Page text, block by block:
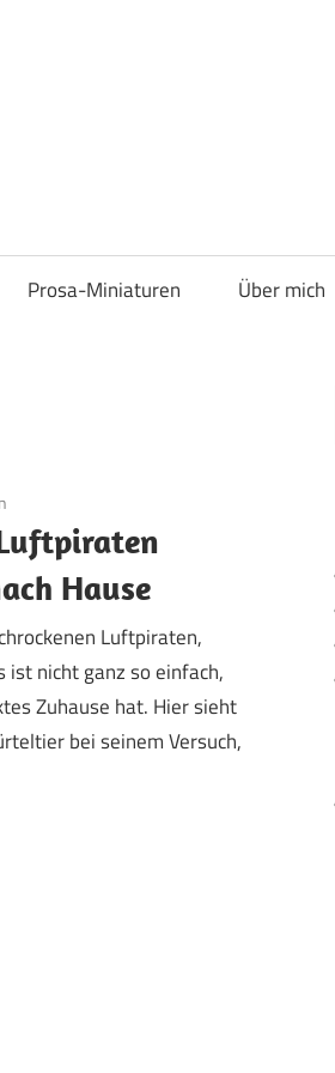
Prosa-Miniaturen Über mich
Hause
Luftpiraten,
ist nicht ganz so einfach,
Zuhause hat. Hier sieht
bei seinem Versuch,